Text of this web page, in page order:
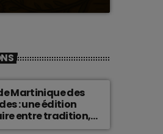
Martinique des
: une édition
entre tradition,
fierté